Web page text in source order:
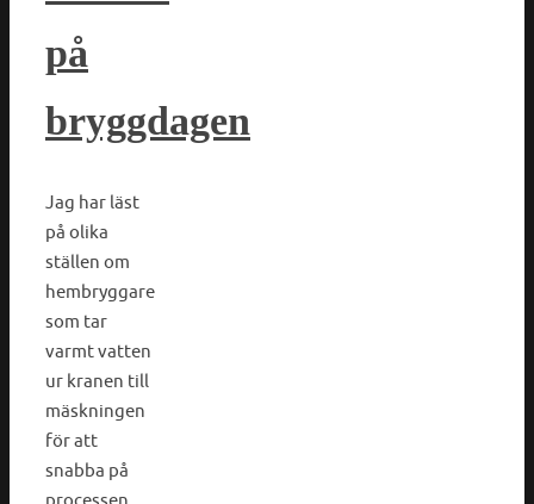
på
bryggdagen
Jag har läst
på olika
ställen om
hembryggare
som tar
varmt vatten
ur kranen till
mäskningen
för att
snabba på